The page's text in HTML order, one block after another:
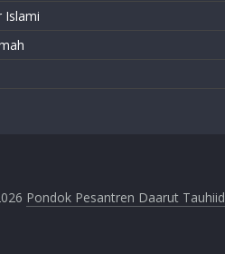
Islami
Pondok Pesantren Daarut Tauhiid